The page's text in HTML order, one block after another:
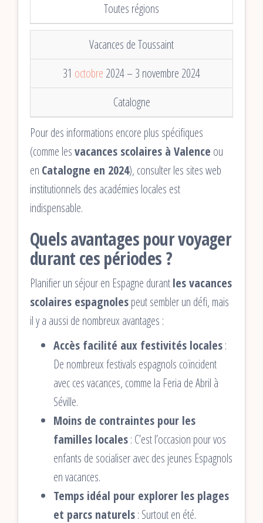
Toutes régions
Vacances de Toussaint
31 octobre 2024 – 3 novembre 2024
Catalogne
Pour des informations encore plus spécifiques
(comme lesvacances scolaires à Valence ou
en Catalogne en 2024), consulter les sites web
institutionnels des académies locales est
indispensable.
Quels avantages pour voyager
durant ces périodes ?
Planifier un séjour en Espagne durantles vacances
scolaires espagnolespeut sembler un défi, mais
il y a aussi de nombreux avantages :
Accès facilité aux festivités locales:
De nombreux festivals espagnols coïncident
avec ces vacances, comme la Feria de Abril à
Séville.
Moins de contraintes pour les
familles locales: C’est l’occasion pour vos
enfants de socialiser avec des jeunes Espagnols
en vacances.
Temps idéal pour explorer les plages
et parcs naturels: Surtout en été.